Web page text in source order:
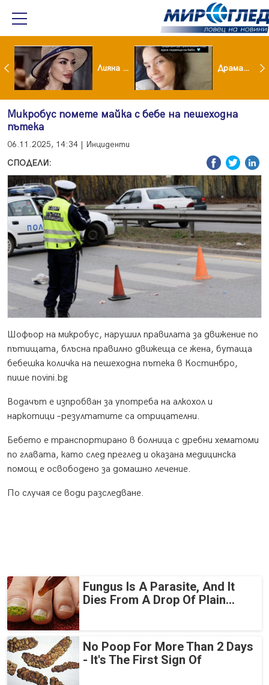
Популярен риалити герой заряза жена си заради друга Лияна пропищя от изкуствения интелект Драма вместо щастие: Звезда от "Татковци" е в болница с високорискова бременност
Микробус помете майка с бебе на пешеходна
пътека
06.11.2025, 14:34 | Инциденти
СПОДЕЛИ:
Шофьор на микробус, нарушил правилата за движение по
пътищата, блъсна правилно движеща се жена, бутаща
бебешка количка на пешеходна пътека в Костинбро,
пише novini.bg
Водачът е изпробван за употреба на алкохол и
наркотици –резултатите са отрицателни.
Бебето е транспортирано в болница с дребни хематоми
по главата, като след преглед и оказана медицинска
помощ е освободено за домашно лечение.
По случая се води разследване.
Fungus Is A Parasite, And It
Dies From A Drop Of Plain...
No Poop For More Than 2 Days
- It's The First Sign Of